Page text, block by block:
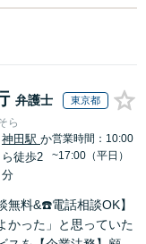
弁護士 東京都
ら
神田駅か
ら徒歩2
分
営業時間：10:00
~17:00（平日）
無料&☎️電話相談OK】
かった」と思っていた